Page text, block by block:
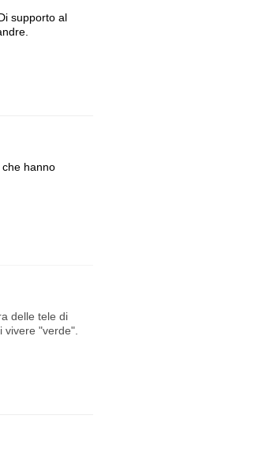
supporto al
hanno
delle tele di
"verde".